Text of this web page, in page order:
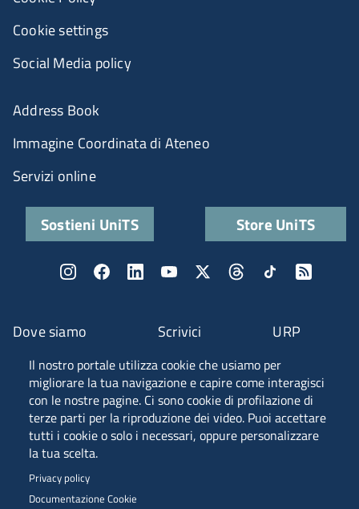
Il nostro portale utilizza cookie che usiamo per
migliorare la tua navigazione e capire come interagisci
con le nostre pagine. Ci sono cookie di profilazione di
terze parti per la riproduzione dei video. Puoi accettare
tutti i cookie o solo i necessari, oppure personalizzare
la tua scelta.
Privacy policy
Documentazione Cookie
Piazzale Europa, 1 - 34127 - Trieste, Italia -
Tel. +39 040 558 7111 - P.IVA 00211830328
C.F. 80013890324 - P.E.C. ateneo@pec.units.it
Fascia A ANVUR
Dove siamo Scrivici URP
Cookie settings
Social Media policy
Address Book
Immagine Coordinata di Ateneo
Servizi online
Sostieni UniTS Store UniTS